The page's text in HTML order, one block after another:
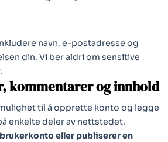
navn, e-postadresse og
din. Vi ber aldri om sensitive
kommentarer og innhold
til å opprette konto og legge
enkelte deler av nettstedet.
eller publiserer en